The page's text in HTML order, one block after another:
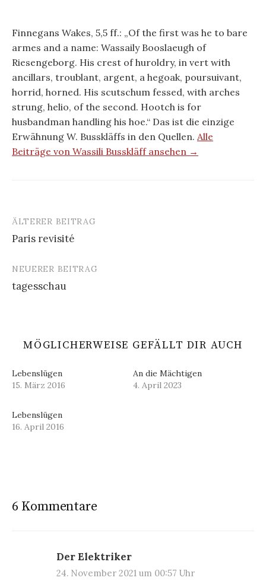
Finnegans Wakes, 5,5 ff.: „Of the first was he to bare
armes and a name: Wassaily Booslaeugh of
Riesengeborg. His crest of huroldry, in vert with
ancillars, troublant, argent, a hegoak, poursuivant,
horrid, horned. His scutschum fessed, with arches
strung, helio, of the second. Hootch is for
husbandman handling his hoe.“ Das ist die einzige
Erwähnung W. Busskläffs in den Quellen. Alle
Beiträge von Wassili Busskläff ansehen →
Beitrags-
Navigation
ÄLTERER BEITRAG
Paris revisité
NEUERER BEITRAG
tagesschau
MÖGLICHERWEISE GEFÄLLT DIR AUCH
Lebenslügen
15. März 2016
An die Mächtigen
4. April 2023
Lebenslügen
16. April 2016
6 Kommentare
Der Elektriker
24. November 2021 um 00:57 Uhr